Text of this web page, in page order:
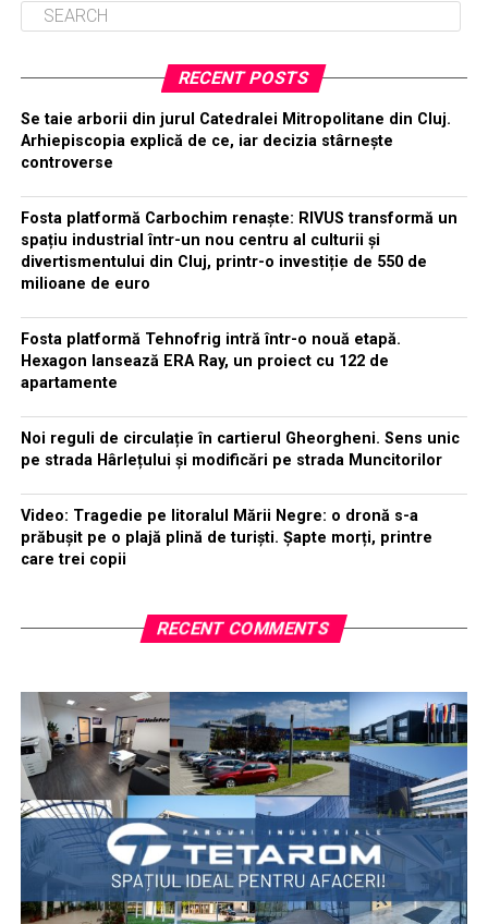
RECENT POSTS
Se taie arborii din jurul Catedralei Mitropolitane din Cluj.
Arhiepiscopia explică de ce, iar decizia stârnește
controverse
Fosta platformă Carbochim renaște: RIVUS transformă un
spațiu industrial într-un nou centru al culturii și
divertismentului din Cluj, printr-o investiție de 550 de
milioane de euro
Fosta platformă Tehnofrig intră într-o nouă etapă.
Hexagon lansează ERA Ray, un proiect cu 122 de
apartamente
Noi reguli de circulație în cartierul Gheorgheni. Sens unic
pe strada Hârlețului și modificări pe strada Muncitorilor
Video: Tragedie pe litoralul Mării Negre: o dronă s-a
prăbușit pe o plajă plină de turiști. Șapte morți, printre
care trei copii
RECENT COMMENTS